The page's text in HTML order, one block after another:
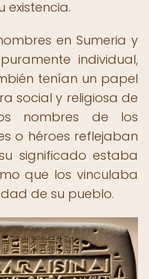
existencia.
en Sumeria y
individual,
tenían un papel
social y religiosa de
nombres de los
o héroes reflejaban
significado estaba
que los vinculaba
de su pueblo.